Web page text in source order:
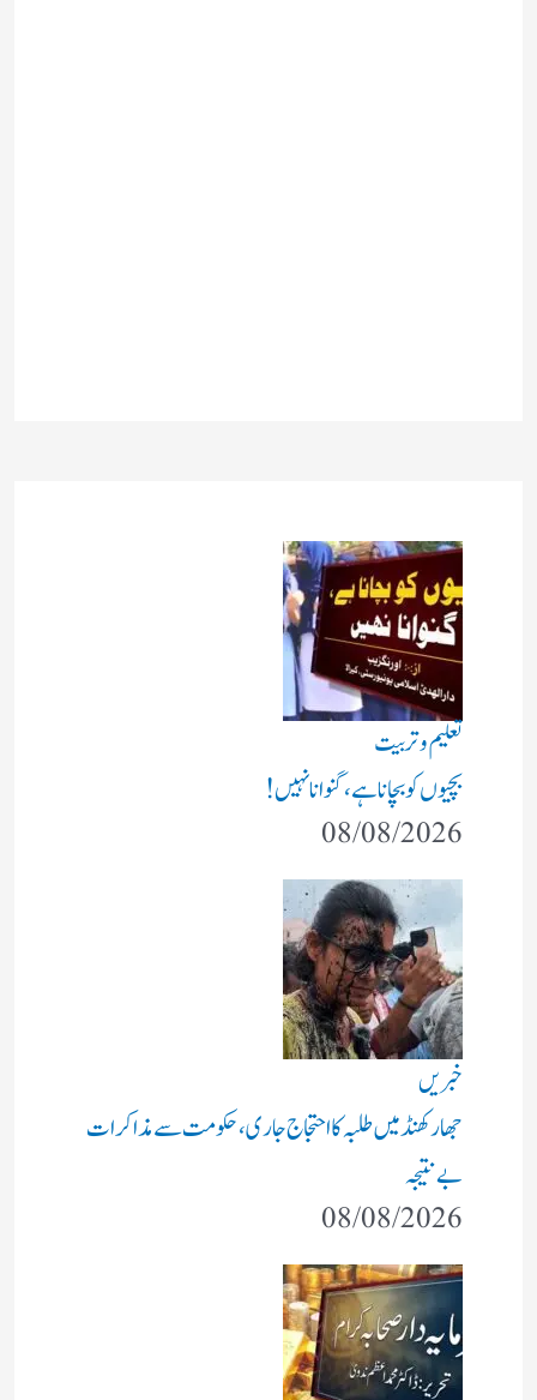
تعلیم و تربیت
بچیوں کو بچانا ہے، گنوانا نہیں!
08/08/2026
خبریں
جھارکھنڈ میں طلبہ کا احتجاج جاری، حکومت سے مذاکرات
بے نتیجہ
08/08/2026